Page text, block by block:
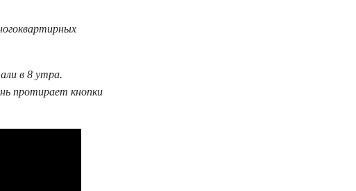
в 8 утра.
протирает кнопки